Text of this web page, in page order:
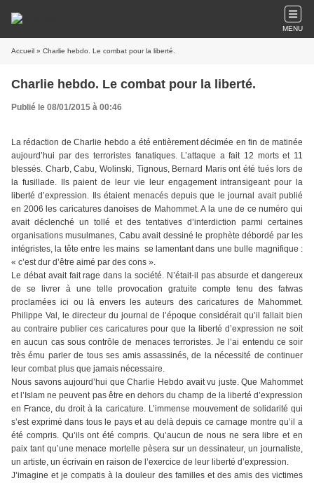
MENU
Accueil » Charlie hebdo. Le combat pour la liberté.
Charlie hebdo. Le combat pour la liberté.
Publié le 08/01/2015 à 00:46
La rédaction de Charlie hebdo a été entièrement décimée en fin de matinée
aujourd’hui par des terroristes fanatiques. L’attaque a fait 12 morts et 11
blessés. Charb, Cabu, Wolinski, Tignous, Bernard Maris ont été tués lors de
la fusillade. Ils paient de leur vie leur engagement intransigeant pour la
liberté d’expression. Ils étaient menacés depuis que le journal avait publié
en 2006 les caricatures danoises de Mahommet. A la une de ce numéro qui
avait déclenché un tollé et des tentatives d’interdiction parmi certaines
organisations musulmanes, Cabu avait dessiné le prophète débordé par les
intégristes, la tête entre les mains se lamentant dans une bulle magnifique :
« c’est dur d’être aimé par des cons ».
Le débat avait fait rage dans la société. N’était-il pas absurde et dangereux
de se livrer à une telle provocation gratuite compte tenu des fatwas
proclamées ici ou là envers les auteurs des caricatures de Mahommet.
Philippe Val, le directeur du journal de l’époque considérait qu’il fallait bien
au contraire publier ces caricatures pour que la liberté d’expression ne soit
en aucun cas sous contrôle de menaces terroristes. Je l’ai entendu ce soir
très ému parler de tous ses amis assassinés, de la nécessité de continuer
leur combat plus que jamais nécessaire.
Nous savons aujourd’hui que Charlie Hebdo avait vu juste. Que Mahommet
et l’Islam ne peuvent pas être en dehors du champ de la liberté d’expression
en France, du droit à la caricature. L’immense mouvement de solidarité qui
s’est exprimé dans tous le pays et au delà depuis ce carnage montre qu’il a
été compris. Qu’ils ont été compris. Qu’aucun de nous ne sera libre et en
paix tant qu’une menace mortelle pèsera sur un dessinateur, un journaliste,
un artiste, un écrivain en raison de l’exercice de leur liberté d’expression.
J’imagine et je compatis à la douleur des familles et des amis des victimes